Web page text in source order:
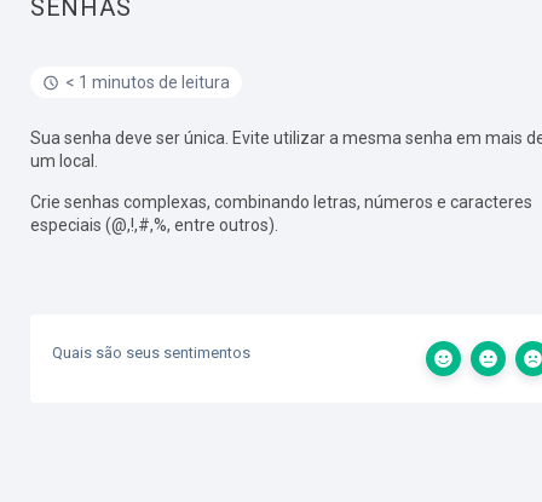
SENHAS
< 1 minutos de leitura
Sua senha deve ser única. Evite utilizar a mesma senha em mais
um local.
Crie senhas complexas, combinando letras, números e caracteres
especiais (@,!,#,%, entre outros).
Quais são seus sentimentos